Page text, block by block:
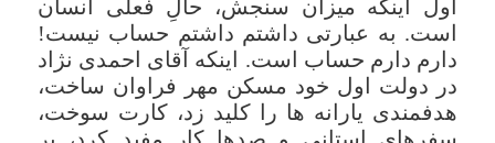
اول اینکه میزان سنجش، حالِ فعلی انسان
است. به عبارتی داشتم داشتم حساب نیست!
دارم دارم حساب است. اینکه آقای احمدی نژاد
در دولت اول خود مسکن مهر فراوان ساخت،
هدفمندی یارانه ها را کلید زد، کارت سوخت،